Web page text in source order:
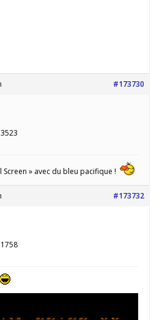
#173730
Screen » avec du bleu pacifique !
#173732